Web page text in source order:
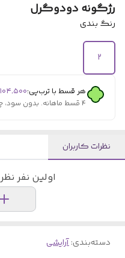
رژگونه دودوگرل
رنگ بندی
۲
هر قسط با ترب‌پی:۱۰۴٬۵۰۰
۴ قسط ماهانه. بدون سود، چک و ضامن.
نظرات کاربران
اولین نفر
دسته‌بندی:آرایشی